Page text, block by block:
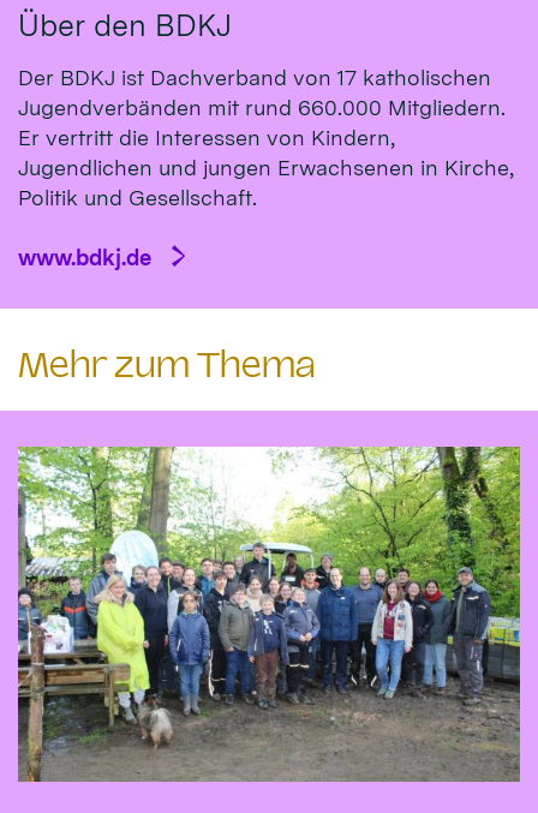
Über den BDKJ
Der BDKJ ist Dachverband von 17 katholischen
Jugendverbänden mit rund 660.000 Mitgliedern.
Er vertritt die Interessen von Kindern,
Jugendlichen und jungen Erwachsenen in Kirche,
Politik und Gesellschaft.
www.bdkj.de
Mehr zum Thema